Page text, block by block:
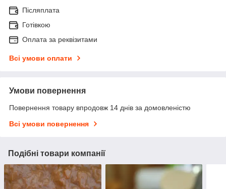
Післяплата
Готівкою
Оплата за реквізитами
Всі умови оплати
Умови повернення
Повернення товару впродовж 14 днів за домовленістю
Всі умови повернення
Подібні товари компанії